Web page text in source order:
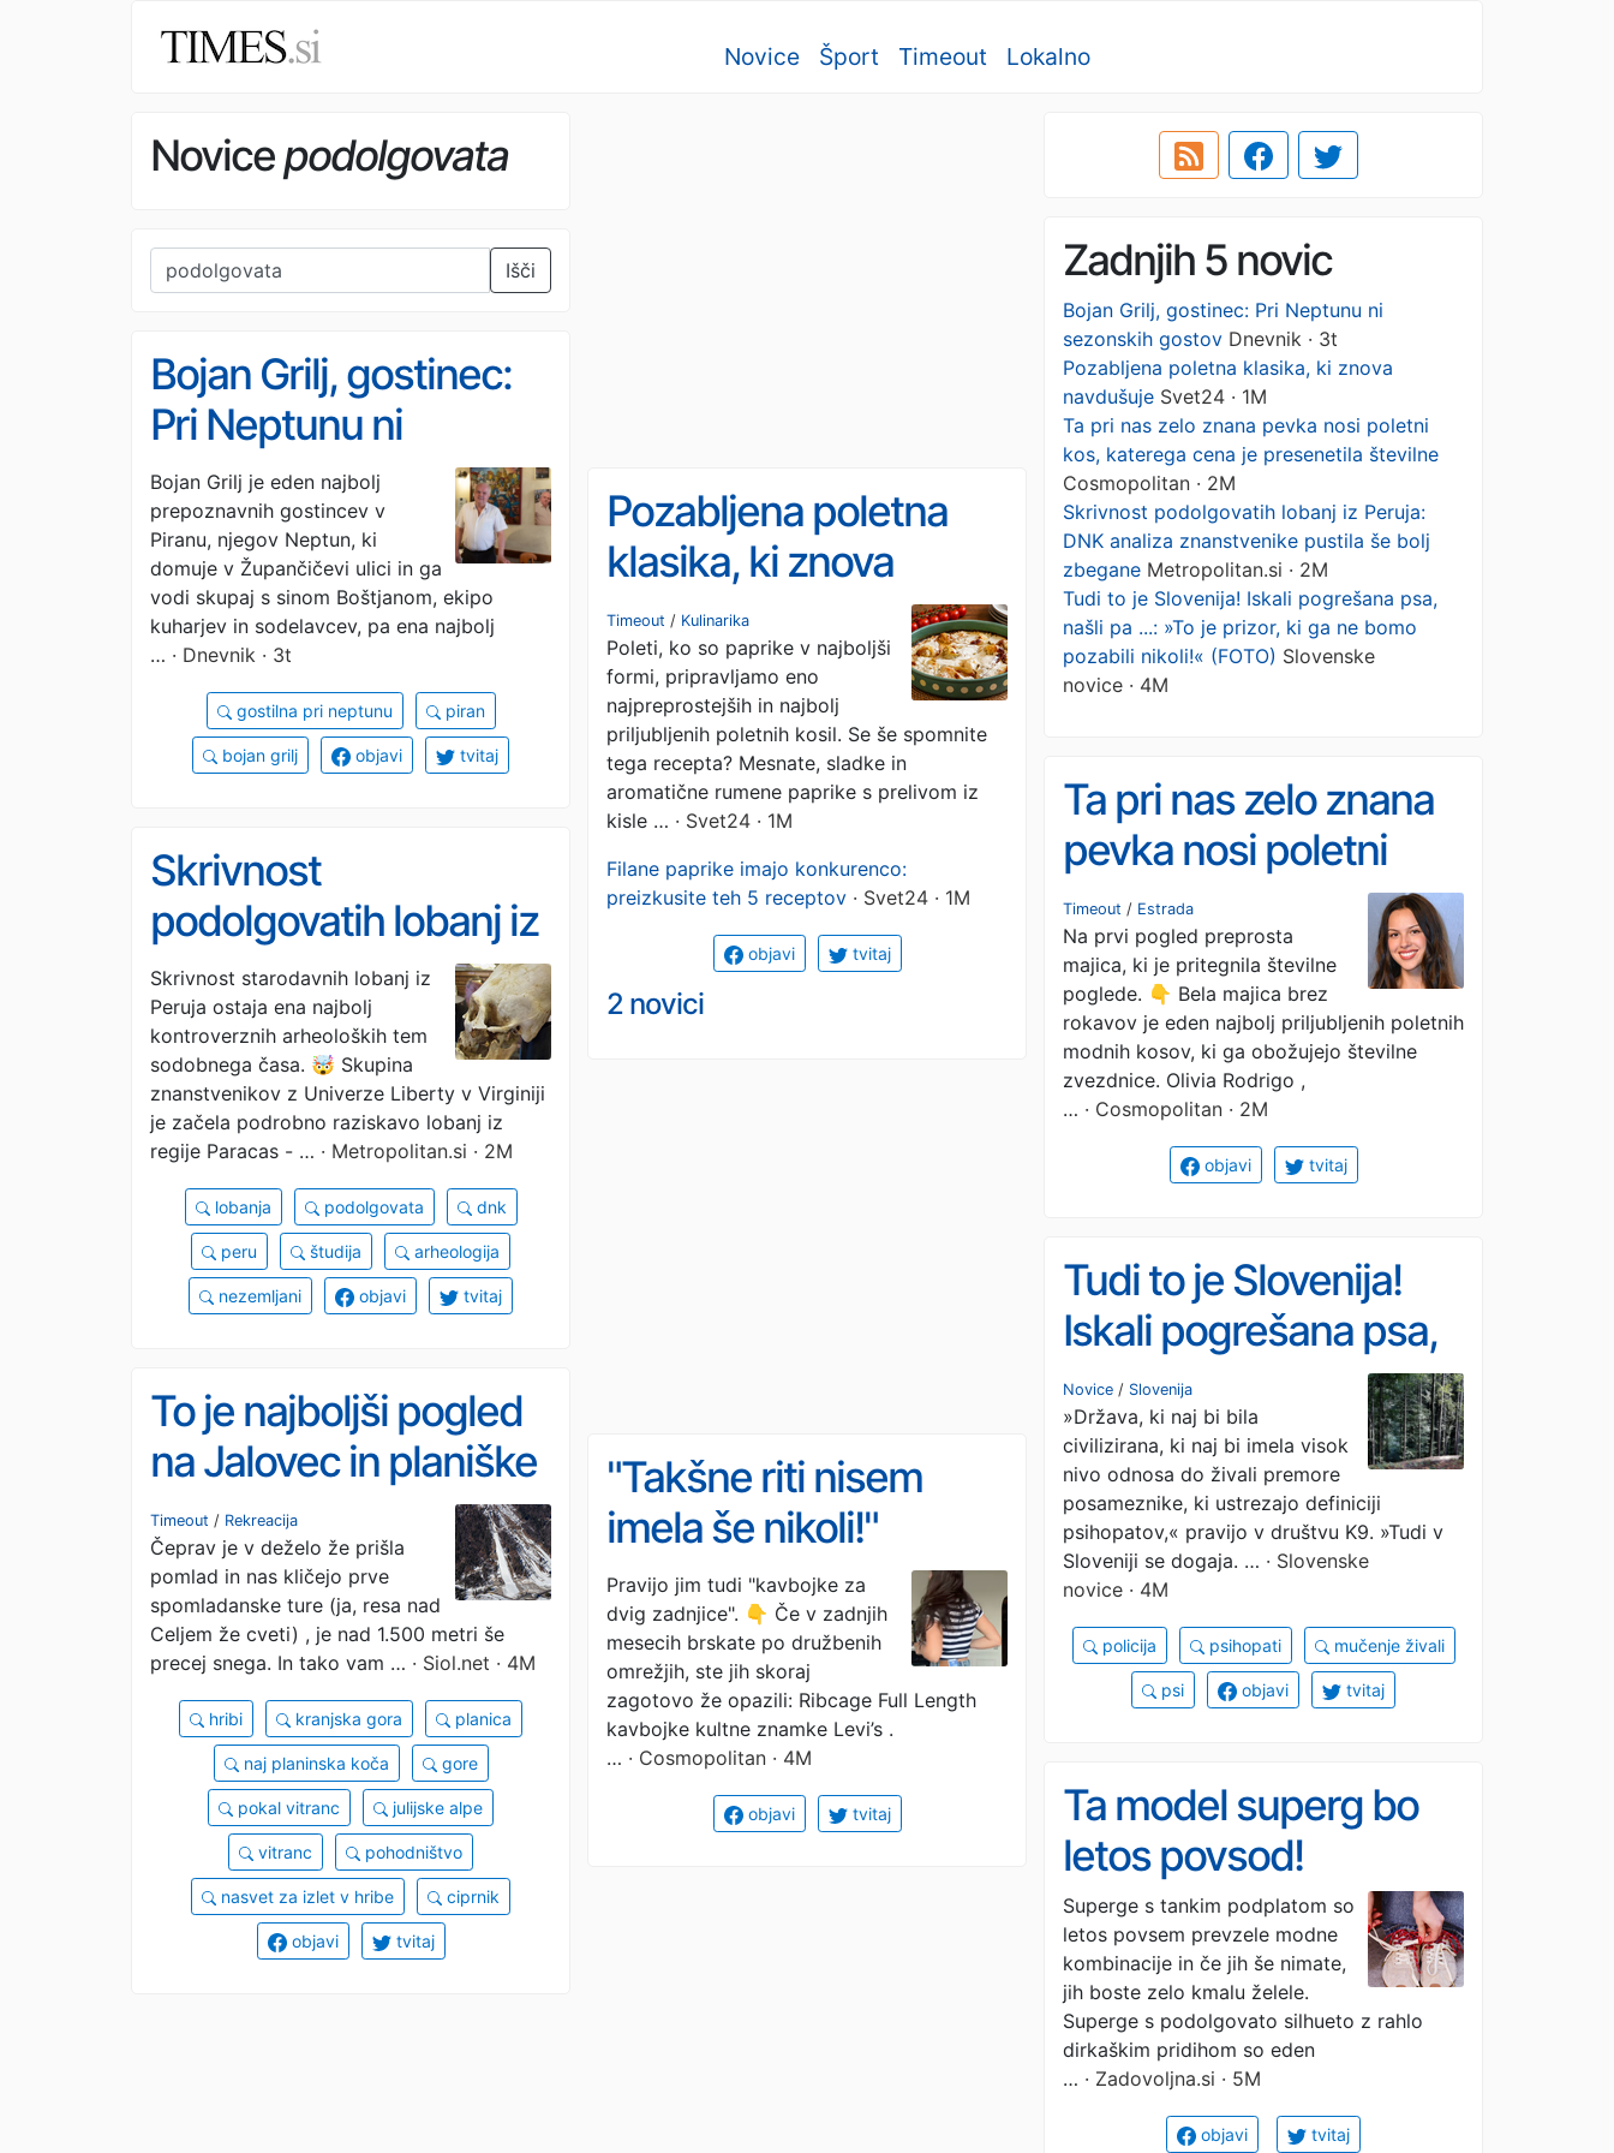
Novice Šport Timeout Lokalno
Novicepodolgovata
Išči Zadnjih 5 novic
Bojan Grilj, gostinec: Pri Neptunu ni
sezonskih gostov Dnevnik · 3t
Pozabljena poletna klasika, ki znova
navdušuje Svet24 · 1M
Ta pri nas zelo znana pevka nosi poletni
kos, katerega cena je presenetila številne
Cosmopolitan · 2M
Skrivnost podolgovatih lobanj iz Peruja:
DNK analiza znanstvenike pustila še bolj
zbegane Metropolitan.si · 2M
Tudi to je Slovenija! Iskali pogrešana psa,
našli pa ...: »To je prizor, ki ga ne bomo
pozabili nikoli!« (FOTO) Slovenske
novice · 4M
Bojan Grilj, gostinec:
Pri Neptunu ni
sezonskih gostov
Bojan Grilj je eden najbolj
prepoznavnih gostincev v
Piranu, njegov Neptun, ki
domuje v Župančičevi ulici in ga
vodi skupaj s sinom Boštjanom, ekipo
kuharjev in sodelavcev, pa ena najbolj
… · Dnevnik · 3t
gostilna pri neptunu piran
bojan grilj objavi tvitaj
Pozabljena poletna
klasika, ki znova
navdušuje
Timeout / Kulinarika
Poleti, ko so paprike v najboljši
formi, pripravljamo eno
najpreprostejših in najbolj
priljubljenih poletnih kosil. Se še spomnite
tega recepta? Mesnate, sladke in
aromatične rumene paprike s prelivom iz
kisle … · Svet24 · 1M
Filane paprike imajo konkurenco:
preizkusite teh 5 receptov · Svet24 · 1M
objavi tvitaj
2 novici
Ta pri nas zelo znana
pevka nosi poletni
kos, katerega cena je
presenetila številne
Timeout / Estrada
Na prvi pogled preprosta
majica, ki je pritegnila številne
poglede. 👇 Bela majica brez
rokavov je eden najbolj priljubljenih poletnih
modnih kosov, ki ga obožujejo številne
zvezdnice. Olivia Rodrigo ,
… · Cosmopolitan · 2M
objavi tvitaj
Skrivnost
podolgovatih lobanj iz
Peruja: DNK analiza
znanstvenike pustila
še bolj zbegane
Skrivnost starodavnih lobanj iz
Peruja ostaja ena najbolj
kontroverznih arheoloških tem
sodobnega časa. 🤯 Skupina
znanstvenikov z Univerze Liberty v Virginiji
je začela podrobno raziskavo lobanj iz
regije Paracas - … · Metropolitan.si · 2M
lobanja podolgovata dnk
peru študija arheologija
nezemljani objavi tvitaj
Tudi to je Slovenija!
Iskali pogrešana psa,
našli pa ...: »To je
prizor, ki ga ne bomo
pozabili nikoli!«
(FOTO)
Novice / Slovenija
»Država, ki naj bi bila
civilizirana, ki naj bi imela visok
nivo odnosa do živali premore
posameznike, ki ustrezajo definiciji
psihopatov,« pravijo v društvu K9. »Tudi v
Sloveniji se dogaja. … · Slovenske
novice · 4M
policija psihopati mučenje živali
psi objavi tvitaj
To je najboljši pogled
na Jalovec in planiške
skakalnice #video
Timeout / Rekreacija
Čeprav je v deželo že prišla
pomlad in nas kličejo prve
spomladanske ture (ja, resa nad
Celjem že cveti) , je nad 1.500 metri še
precej snega. In tako vam … · Siol.net · 4M
hribi kranjska gora planica
naj planinska koča gore
pokal vitranc julijske alpe
vitranc pohodništvo
nasvet za izlet v hribe ciprnik
objavi tvitaj
"Takšne riti nisem
imela še nikoli!"
Legendarne kavbojke,
ki navdušujejo
uporabnice
Pravijo jim tudi "kavbojke za
dvig zadnjice". 👇 Če v zadnjih
mesecih brskate po družbenih
omrežjih, ste jih skoraj
zagotovo že opazili: Ribcage Full Length
kavbojke kultne znamke Levi’s .
… · Cosmopolitan · 4M
objavi tvitaj
Ta model superg bo
letos povsod!
Superge s tankim podplatom so
letos povsem prevzele modne
kombinacije in če jih še nimate,
jih boste zelo kmalu želele.
Superge s podolgovato silhueto z rahlo
dirkaškim pridihom so eden
… · Zadovoljna.si · 5M
objavi tvitaj